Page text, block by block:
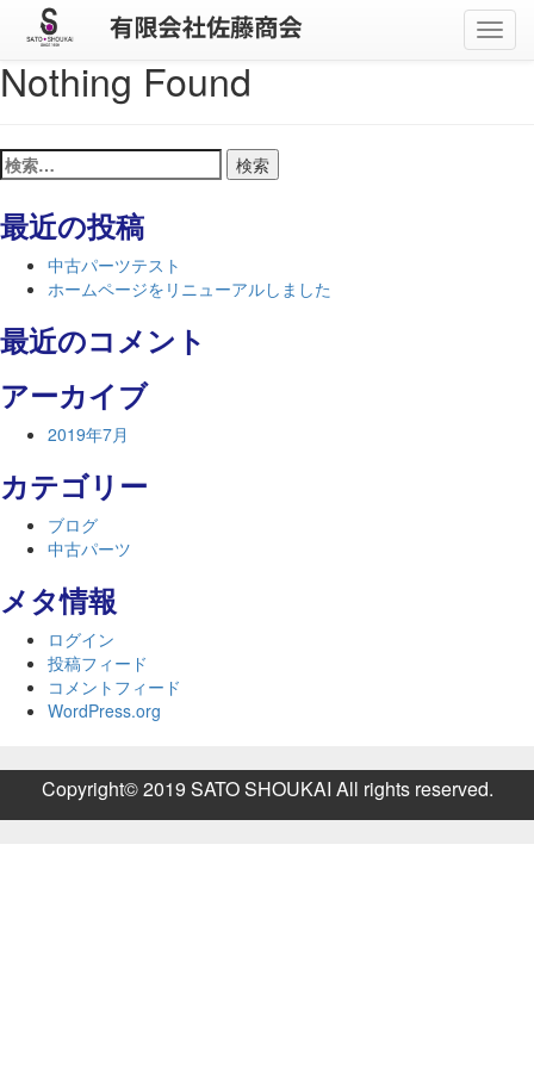
メ
ニ
Nothing Found
検
索:
最近の投稿
中古パーツテスト
ホームページをリニューアルしました
最近のコメント
アーカイブ
2019年7月
カテゴリー
ブログ
中古パーツ
メタ情報
ログイン
投稿フィード
コメントフィード
WordPress.org
Copyright© 2019 SATO SHOUKAI All rights reserved.